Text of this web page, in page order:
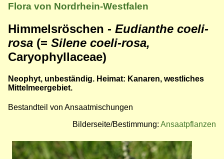
Flora von Nordrhein-Westfalen
Himmelsröschen - Eudianthe coeli-
rosa (= Silene coeli-rosa,
Caryophyllaceae)
Neophyt, unbeständig. Heimat: Kanaren, westliches
Mittelmeergebiet.
Bestandteil von Ansaatmischungen
Bilderseite/Bestimmung: Ansaatpflanzen
Bild